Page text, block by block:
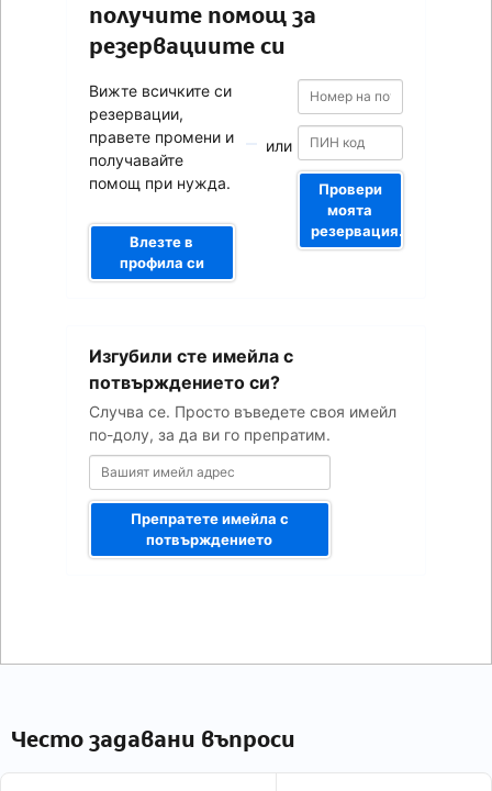
получите помощ за
резервациите си
Вижте всичките си
резервации,
правете промени и
получавайте
помощ при нужда.
Влезте в
профила си
или
Номер
на
потвърждението
Номер
потвърждението
Провери
моята
резервация.
Изгубили сте имейла с
потвърждението си?
Случва се. Просто въведете своя имейл
по-долу, за да ви го препратим.
имейл
адрес
Препратете имейла с
потвърждението
Често задавани въпроси